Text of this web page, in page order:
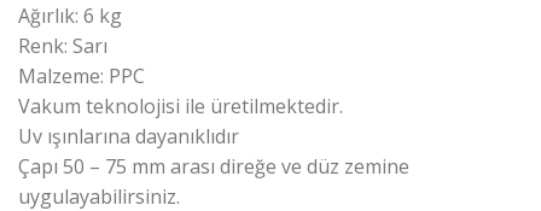
Ağırlık: 6 kg
Renk: Sarı
Malzeme: PPC
Vakum teknolojisi ile üretilmektedir.
Uv ışınlarına dayanıklıdır
Çapı 50 – 75 mm arası direğe ve düz zemine
uygulayabilirsiniz.